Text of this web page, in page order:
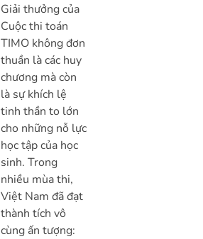
Giải thưởng của
Cuộc thi toán
TIMO không đơn
thuần là các huy
chương mà còn
là sự khích lệ
tinh thần to lớn
cho những nỗ lực
học tập của học
sinh. Trong
nhiều mùa thi,
Việt Nam đã đạt
thành tích vô
cùng ấn tượng: